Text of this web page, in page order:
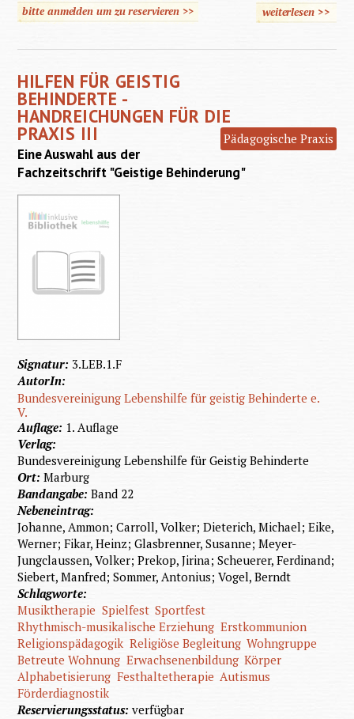
bitte anmelden um zu reservieren >> weiterlesen über
>>
HILFEN FÜR GEISTIG
BEHINDERTE -
HANDREICHUNGEN FÜR DIE
PRAXIS III Pädagogische Praxis
Eine Auswahl aus der
Fachzeitschrift "Geistige Behinderung"
Signatur: 3.LEB.1.F
AutorIn:
Bundesvereinigung Lebenshilfe für geistig Behinderte e.
V.
Auflage: 1. Auflage
Verlag:
Bundesvereinigung Lebenshilfe für Geistig Behinderte
Ort:Marburg
Bandangabe:Band 22
Nebeneintrag:
Johanne, Ammon; Carroll, Volker; Dieterich, Michael; Eike,
Werner; Fikar, Heinz; Glasbrenner, Susanne; Meyer-
Jungclaussen, Volker; Prekop, Jirina; Scheuerer, Ferdinand;
Siebert, Manfred; Sommer, Antonius; Vogel, Berndt
Schlagworte:
Musiktherapie Spielfest Sportfest
Rhythmisch-musikalische Erziehung Erstkommunion
Religionspädagogik Religiöse Begleitung Wohngruppe
Betreute Wohnung Erwachsenenbildung Körper
Alphabetisierung Festhaltetherapie Autismus
Förderdiagnostik
Reservierungsstatus:verfügbar